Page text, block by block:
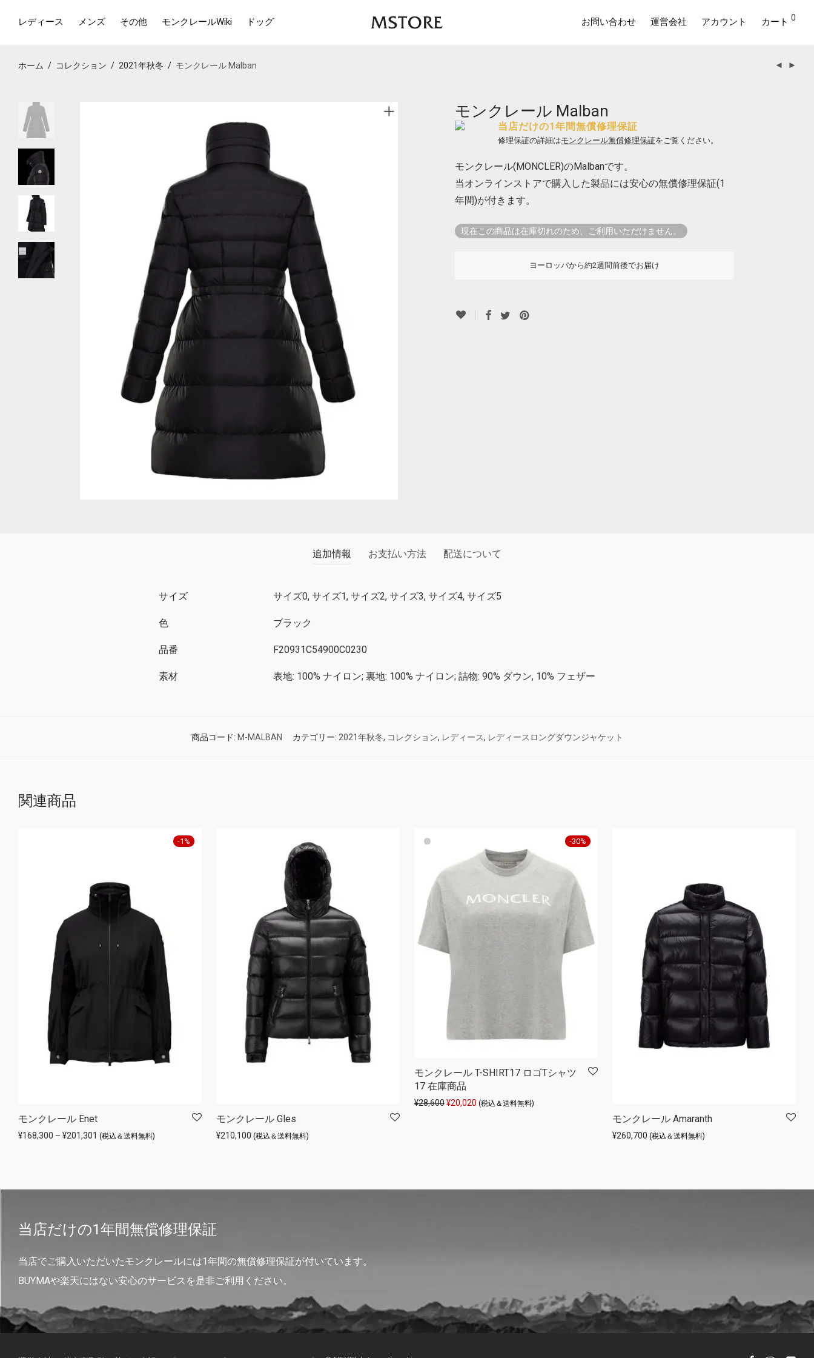
レディース メンズ その他 モンクレールWiki ドッグ お問い合わせ 運営会社 アカウント カート 0
ホーム / コレクション / 2021年秋冬 / モンクレール Malban
モンクレール Malban
当店だけの1年間無償修理保証
修理保証の詳細はモンクレール無償修理保証をご覧ください。
モンクレール(MONCLER)のMalbanです。
当オンラインストアで購入した製品には安心の無償修理保証(1
年間)が付きます。
現在この商品は在庫切れのため、ご利用いただけません。
ヨーロッパから約2週間前後でお届け
追加情報 お支払い方法 配送について
サイズ サイズ0, サイズ1, サイズ2, サイズ3, サイズ4, サイズ5
色 ブラック
品番 F20931C54900C0230
素材 表地: 100% ナイロン; 裏地: 100% ナイロン; 詰物: 90% ダウン, 10% フェザー
商品コード: M-MALBAN カテゴリー: 2021年秋冬, コレクション, レディース, レディースロングダウンジャケット
関連商品
-1 %
モンクレール Enet
¥168,300 – ¥201,301 価格帯: ¥168,300 – ¥201,301
(税込＆送料無料)
モンクレール Gles
¥210,100 (税込＆送料無料)
-30%
モンクレール T-SHIRT17 ロゴTシャツ
17 在庫商品
¥28,600元の価格は ¥28,600 でした。
¥20,020 現在の価格は ¥20,020 です。
(税込＆送料無料)
モンクレール Amaranth
¥260,700 (税込＆送料無料)
当店だけの1年間無償修理保証
当店でご購入いただいたモンクレールには1年間の無償修理保証が付いています。
BUYMAや楽天にはない安心のサービスを是非ご利用ください。